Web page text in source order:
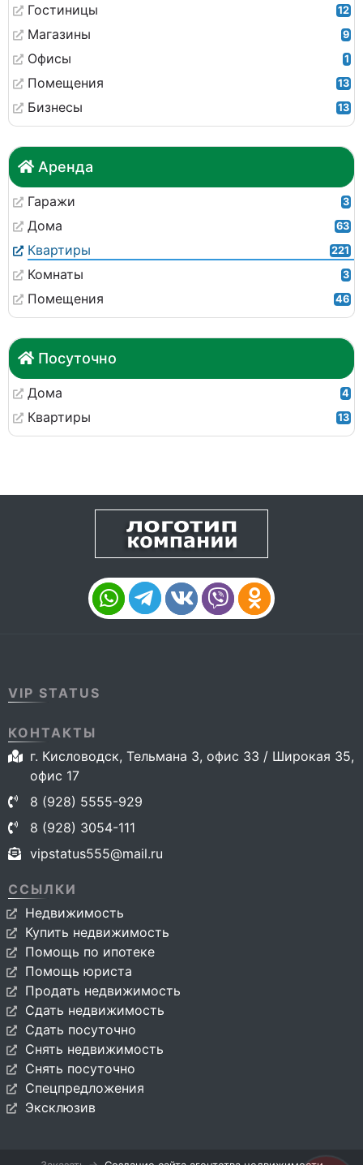
Гостиницы 12
Магазины 9
Офисы 1
Помещения 13
Бизнесы 13
Аренда
Гаражи 3
Дома 63
Квартиры 221
Комнаты 3
Помещения 46
Посуточно
Дома 4
Квартиры 13
VIP STATUS
КОНТАКТЫ
г. Кисловодск, Тельмана 3, офис 33 / Широкая 35,
офис 17
8 (928) 5555-929
8 (928) 3054-111
vipstatus555@mail.ru
ССЫЛКИ
Недвижимость
Купить недвижимость
Помощь по ипотеке
Помощь юриста
Продать недвижимость
Сдать недвижимость
Сдать посуточно
Снять недвижимость
Снять посуточно
Спецпредложения
Эксклюзив